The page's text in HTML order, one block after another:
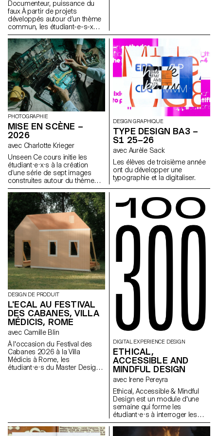
Documenteur, puissance du
faux À partir de projets
développés autour d’un thème
commun, les étudiant-e-s-x
développent un travail
personnel et approfondi autour
de la thématique du faux-
semblant. Iels construisent un
projet qui joue avec les limites
de la véracité de la
photographie et l'utilisant
comme artifice du mensonge.
PHOTOGRAPHIE
MISE EN SCÈNE –
2026
avec Charlotte Krieger
Unseen Ce cours initie les
étudiant·e·x·s à la création
d’une série de sept images
construites autour du thème
Unseen. Ils et elles apprendront
à articuler décors,
personnages et lumières pour
créer des mises en scène
fortes et cohérentes. À travers
une approche pratique et
technique, le cours développe
leur capacité à concevoir un
projet complet, à diriger des
modèles, à travailler la lumière
naturelle ou artificielle et à
collaborer dans des conditions
proches de la réalité
professionnelle. Les
étudiant·e·x·s affineront ainsi
leur regard d’auteur tout en se
préparant aux exigences des
mandats éditoriaux et
commerciaux.
DESIGN GRAPHIQUE
TYPE DESIGN BA3 –
S1 25–26
avec Aurèle Sack
Les élèves de troisième année
ont du développer une
typographie et la digitaliser.
DESIGN DE PRODUIT
L'ECAL AU FESTIVAL
DES CABANES, VILLA
MÉDICIS, ROME
avec Camille Blin
À l'occasion du Festival des
Cabanes 2026 à la Villa
Médicis à Rome, les
étudiant·e·s du Master Design
de la Villa offrent un contexte
historique et spatial riche,
DIGITAL EXPERIENCE DESIGN
ETHICAL,
ACCESSIBLE AND
MINDFUL DESIGN
avec Irene Pereyra
Ethical, Accessible & Mindful
Design est un module d'une
semaine qui forme les
étudiant·e·s à interroger les
dimensions éthiques des
décisions de design. Par la